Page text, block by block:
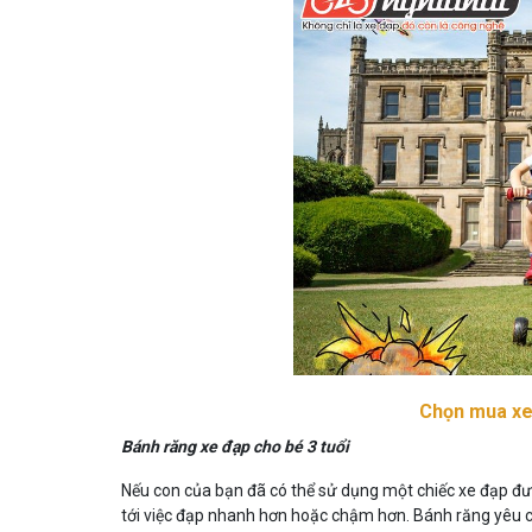
Chọn mua
Bánh răng xe đạp cho bé 3 tuổi
Nếu con của bạn đã có thể sử dụng một chiếc xe đạp
tới việc đạp nhanh hơn hoặc chậm hơn. Bánh răng